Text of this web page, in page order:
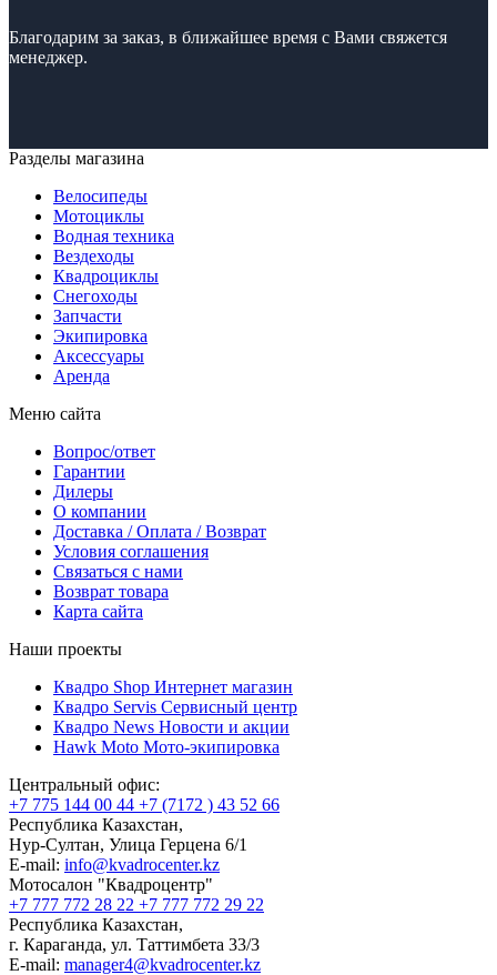
Благодарим за заказ, в ближайшее время с Вами свяжется
менеджер.
Разделы магазина
Велосипеды
Мотоциклы
Водная техника
Вездеходы
Квадроциклы
Снегоходы
Запчасти
Экипировка
Аксессуары
Аренда
Меню сайта
Вопрос/ответ
Гарантии
Дилеры
О компании
Доставка / Оплата / Возврат
Условия соглашения
Связаться с нами
Возврат товара
Карта сайта
Наши проекты
Квадро Shop Интернет магазин
Квадро Servis Сервисный центр
Квадро News Новости и акции
Hawk Moto Мото-экипировка
Центральный офис:
+7 775 144 00 44 +7 (7172 ) 43 52 66
Республика Казахстан,
Нур-Султан, Улица Герцена 6/1
E-mail: info@kvadrocenter.kz
Мотосалон "Квадроцентр"
+7 777 772 28 22 +7 777 772 29 22
Республика Казахстан,
г. Караганда, ул. Таттимбета 33/3
E-mail: manager4@kvadrocenter.kz